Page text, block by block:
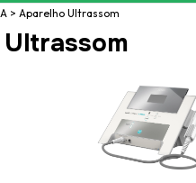
> Aparelho Ultrassom